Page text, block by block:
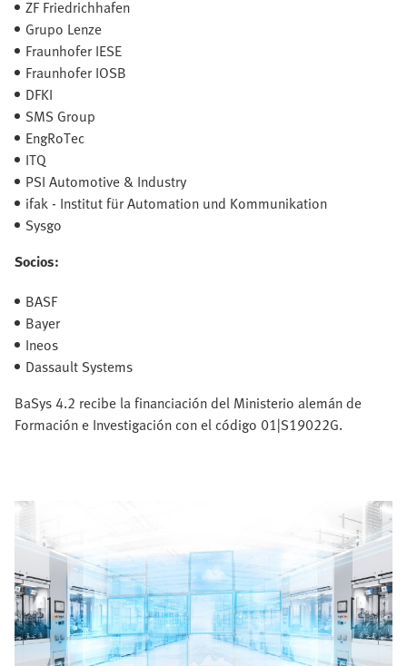
ZF Friedrichhafen
Grupo Lenze
Fraunhofer IESE
Fraunhofer IOSB
DFKI
SMS Group
EngRoTec
ITQ
PSI Automotive & Industry
ifak - Institut für Automation und Kommunikation
Sysgo
Socios:
BASF
Bayer
Ineos
Dassault Systems
BaSys 4.2 recibe la financiación del Ministerio alemán de
Formación e Investigación con el código 01|S19022G.